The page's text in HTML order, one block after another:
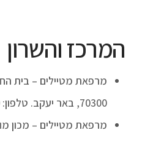
המרכז והשרון
מרפאת מטיילים – בית
70300, באר יעקב. טלפון: 057-7346870.